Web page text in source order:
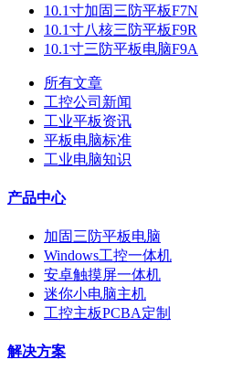
10.1寸加固三防平板F7N
10.1寸八核三防平板F9R
10.1寸三防平板电脑F9A
所有文章
工控公司新闻
工业平板资讯
平板电脑标准
工业电脑知识
产品中心
加固三防平板电脑
Windows工控一体机
安卓触摸屏一体机
迷你小电脑主机
工控主板PCBA定制
解决方案